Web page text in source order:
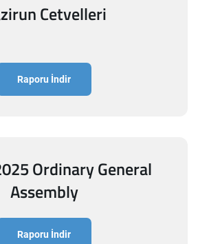
Cetvelleri
Raporu İndir
Ordinary General
Assembly
Raporu İndir